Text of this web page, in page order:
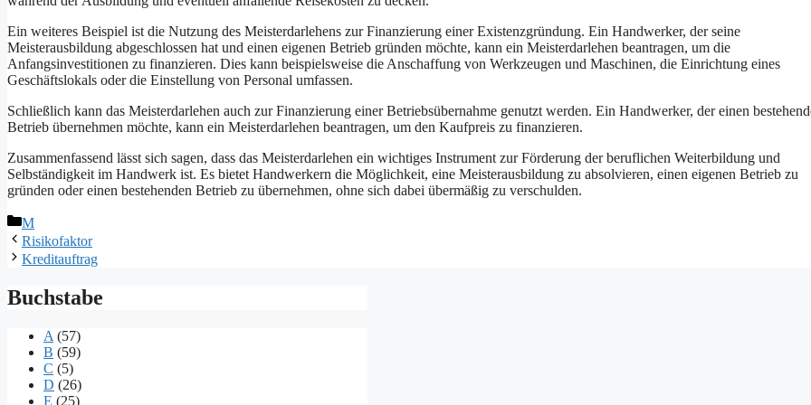
Ein weiteres Beispiel ist die Nutzung des Meisterdarlehens zur Finanzierung einer Existenzgründung. Ein Handwerker, der seine
Meisterausbildung abgeschlossen hat und einen eigenen Betrieb gründen möchte, kann ein Meisterdarlehen beantragen, um die
Anfangsinvestitionen zu finanzieren. Dies kann beispielsweise die Anschaffung von Werkzeugen und Maschinen, die Einrichtung eines
Geschäftslokals oder die Einstellung von Personal umfassen.
Schließlich kann das Meisterdarlehen auch zur Finanzierung einer Betriebsübernahme genutzt werden. Ein Handwerker, der einen
Betrieb übernehmen möchte, kann ein Meisterdarlehen beantragen, um den Kaufpreis zu finanzieren.
Zusammenfassend lässt sich sagen, dass das Meisterdarlehen ein wichtiges Instrument zur Förderung der beruflichen Weiterbildung und
Selbständigkeit im Handwerk ist. Es bietet Handwerkern die Möglichkeit, eine Meisterausbildung zu absolvieren, einen eigenen Betrieb zu
gründen oder einen bestehenden Betrieb zu übernehmen, ohne sich dabei übermäßig zu verschulden.
Kategorien
M
Risikofaktor
Kreditauftrag
Buchstabe
A (57)
B (59)
C (5)
D (26)
E (25)